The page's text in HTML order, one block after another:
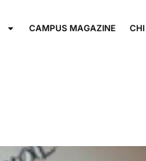
CAMPUS MAGAZINE